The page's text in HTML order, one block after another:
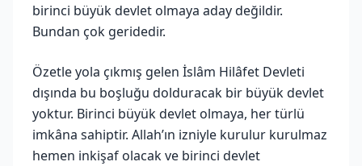
birinci büyük devlet olmaya aday değildir.
Bundan çok geridedir.
Özetle yola çıkmış gelen İslâm Hilâfet Devleti
dışında bu boşluğu dolduracak bir büyük devlet
yoktur. Birinci büyük devlet olmaya, her türlü
imkâna sahiptir. Allah’ın izniyle kurulur kurulmaz
hemen inkişaf olacak ve birinci devlet